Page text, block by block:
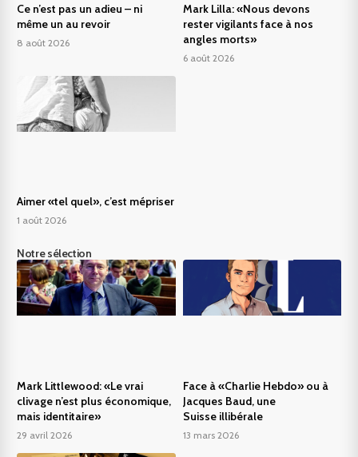
Ce n’est pas un adieu – ni
même un au revoir
8 août 2026
Mark Lilla: «Nous devons
rester vigilants face à nos
angles morts»
6 août 2026
Aimer «tel quel», c’est mépriser
1 août 2026
Notre sélection
Mark Littlewood: «Le vrai
clivage n’est plus économique,
mais identitaire»
29 avril 2026
Face à «Charlie Hebdo» ou à
Jacques Baud, une
Suisse illibérale
13 mars 2026